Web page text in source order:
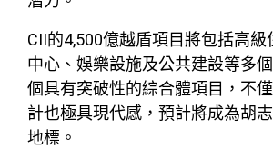
CII的4,500億越盾項目將包括高級
中心、娛樂設施及公共建設等多
個具有突破性的綜合體項目，不
計也極具現代感，預計將成為胡
地標。